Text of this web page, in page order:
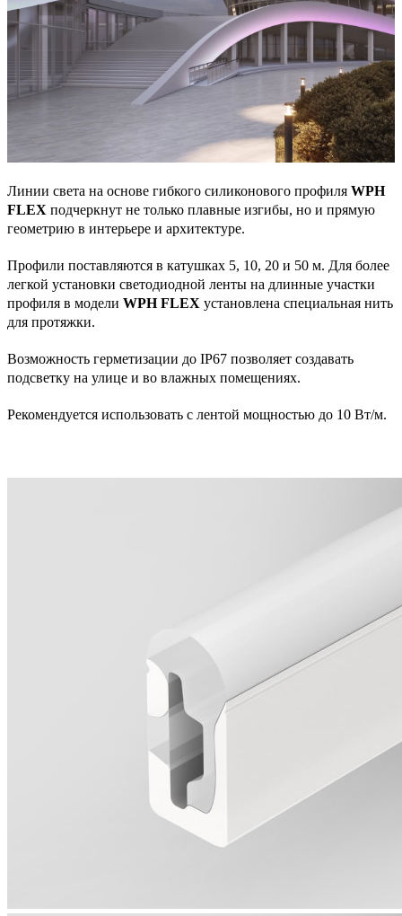
Линии света на основе гибкого силиконового профиля WPH
FLEX подчеркнут не только плавные изгибы, но и прямую
геометрию в интерьере и архитектуре.
Профили поставляются в катушках 5, 10, 20 и 50 м. Для более
легкой установки светодиодной ленты на длинные участки
профиля в модели WPH FLEX установлена специальная нить
для протяжки.
Возможность герметизации до IP67 позволяет создавать
подсветку на улице и во влажных помещениях.
Рекомендуется использовать с лентой мощностью до 10 Вт/м.